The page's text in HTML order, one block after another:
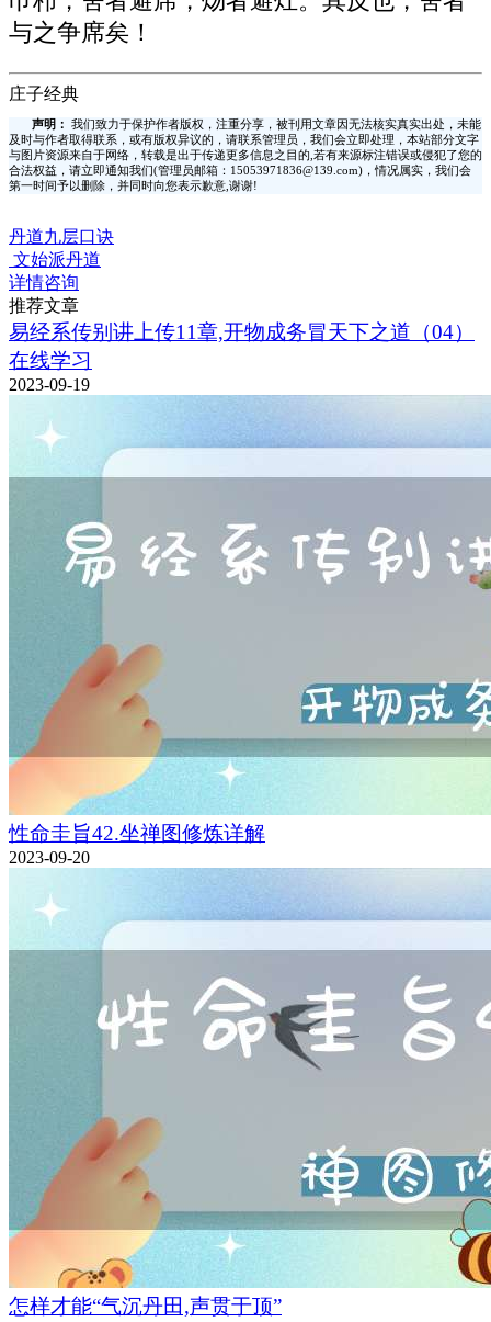
与之争席矣！
庄子经典
声明：
我们致力于保护作者版权，注重分享，被刊用文章因无法核实真实出处，未能
及时与作者取得联系，或有版权异议的，请联系管理员，我们会立即处理，本站部分文字
与图片资源来自于网络，转载是出于传递更多信息之目的,若有来源标注错误或侵犯了您的
合法权益，请立即通知我们(管理员邮箱：15053971836@139.com)，情况属实，我们会
第一时间予以删除，并同时向您表示歉意,谢谢!
丹道九层口诀
文始派丹道
详情咨询
推荐文章
易经系传别讲上传11章,开物成务冒天下之道（04）
在线学习
2023-09-19
性命圭旨42.坐禅图修炼详解
2023-09-20
怎样才能“气沉丹田,声贯于顶”